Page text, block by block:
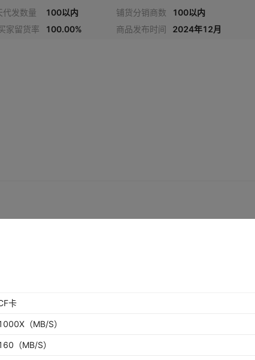
代发数量 100以内 铺货分销商数
100以内
家留货率 100.00% 商品发布时间 2024年12月
卡
（MB/S）
（MB/S）